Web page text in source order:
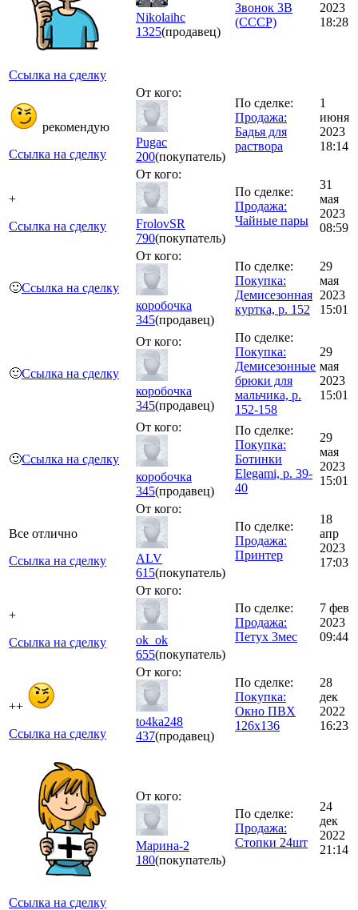
Ссылка на сделку
Nikolaihc
1325(продавец)
Звонок 3В
(СССР)
2023
18:28
рекомендую
Ссылка на сделку
От кого:
Pugac
200(покупатель)
По сделке:
Продажа:
Бадья для
раствора
1
июня
2023
18:14
+
Ссылка на сделку
От кого:
FrolovSR
790(покупатель)
По сделке:
Продажа:
Чайные пары
31
мая
2023
08:59
🙂Ссылка на сделку
От кого:
коробочка
345(продавец)
По сделке:
Покупка:
Демисезонная
куртка, р. 152
29
мая
2023
15:01
🙂Ссылка на сделку
От кого:
коробочка
345(продавец)
По сделке:
Покупка:
Демисезонные
брюки для
мальчика, р.
152-158
29
мая
2023
15:01
🙂Ссылка на сделку
От кого:
коробочка
345(продавец)
По сделке:
Покупка:
Ботинки
Elegami, р. 39-
40
29
мая
2023
15:01
Все отлично
Ссылка на сделку
От кого:
ALV
615(покупатель)
По сделке:
Продажа:
Принтер
18
апр
2023
17:03
+
Ссылка на сделку
От кого:
ok_ok
655(покупатель)
По сделке:
Продажа:
Петух 3мес
7 фев
2023
09:44
++
Ссылка на сделку
От кого:
to4ka248
437(продавец)
По сделке:
Покупка:
Окно ПВХ
126х136
28
дек
2022
16:23
Ссылка на сделку
От кого:
Марина-2
180(покупатель)
По сделке:
Продажа:
Стопки 24шт
24
дек
2022
21:14